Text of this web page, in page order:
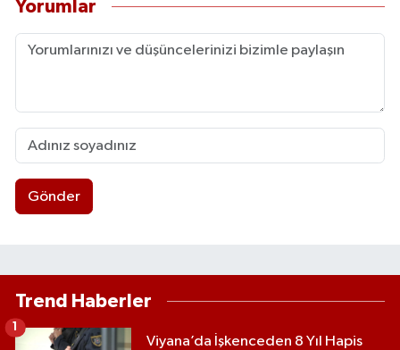
Yorumlar
Gönder
Trend Haberler
Viyana’da İşkenceden 8 Yıl Hapis
1